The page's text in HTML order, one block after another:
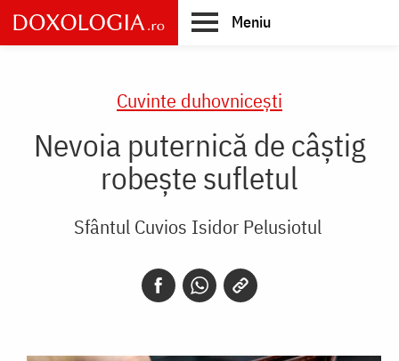
Skip
to
main
Meniu
Cuvinte duhovnicești
Nevoia puternică de câștig
robește sufletul
Sfântul Cuvios Isidor Pelusiotul